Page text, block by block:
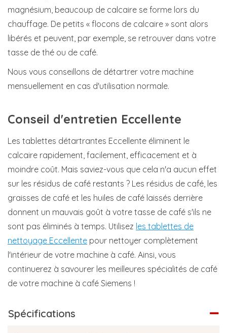
magnésium, beaucoup de calcaire se forme lors du
chauffage. De petits « flocons de calcaire » sont alors
libérés et peuvent, par exemple, se retrouver dans votre
tasse de thé ou de café.
Nous vous conseillons de détartrer votre machine
mensuellement en cas d'utilisation normale.
Conseil d'entretien Eccellente
Les tablettes détartrantes Eccellente éliminent le
calcaire rapidement, facilement, efficacement et à
moindre coût. Mais saviez-vous que cela n'a aucun effet
sur les résidus de café restants ? Les résidus de café, les
graisses de café et les huiles de café laissés derrière
donnent un mauvais goût à votre tasse de café s'ils ne
sont pas éliminés à temps. Utilisez les tablettes de
nettoyage Eccellente pour nettoyer complètement
l'intérieur de votre machine à café. Ainsi, vous
continuerez à savourer les meilleures spécialités de café
de votre machine à café Siemens !
Spécifications